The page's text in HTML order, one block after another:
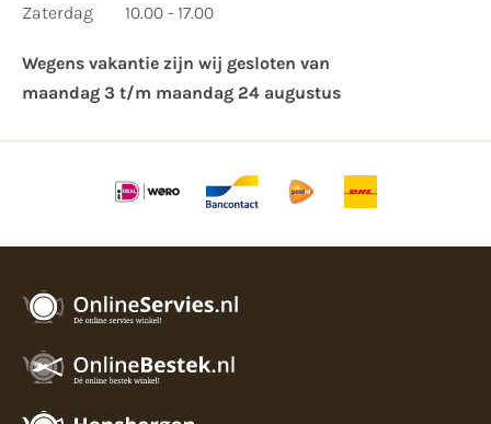
Zaterdag
10.00 - 17.00
Wegens vakantie zijn wij gesloten van ​
maandag 3 t/m maandag 24 augustus